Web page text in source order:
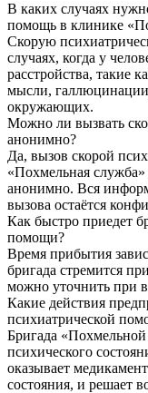
В каких случаях
помощь в клинике
Скорую
случаях, когда у
расстройства, такие
мысли,
окружающих.
Можно ли вызвать
анонимно?
Да, вызов скорой
«Похмельная
анонимно. Вся
вызова остаётся
Как быстро приедет
помощи?
Время прибытия
бригада стремится
можно уточнить при
Какие действия
психиатрической
Бригада
психического
оказывает
состояния, и решает